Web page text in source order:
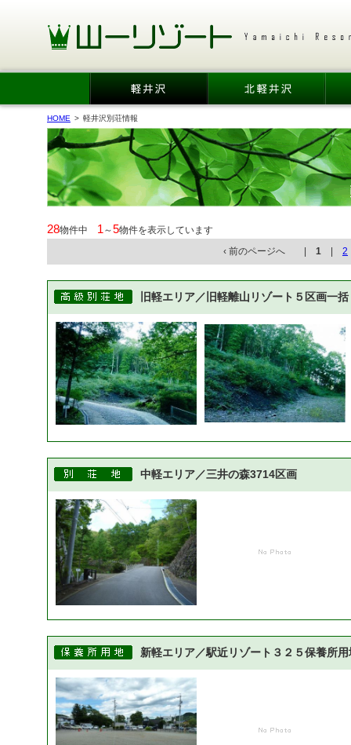
HOME > 軽井沢別荘情報
28物件中 1 ～5物件を表示しています
‹ 前のページへ | 1 2
旧軽エリア／旧軽離山リゾート５区画一括
中軽エリア／三井の森3714区画
新軽エリア／駅近リゾート３２５保養所用